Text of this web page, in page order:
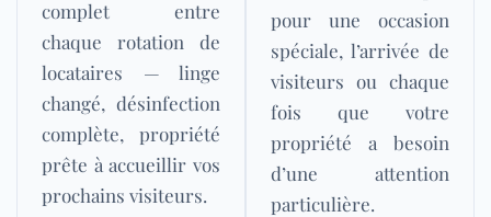
complet entre
chaque rotation de
locataires — linge
changé, désinfection
complète, propriété
prête à accueillir vos
prochains visiteurs.
pour une occasion
spéciale, l’arrivée de
visiteurs ou chaque
fois que votre
propriété a besoin
d’une attention
particulière.